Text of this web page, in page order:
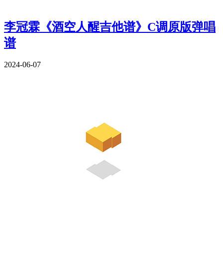
李冠霖《酒空人醒吉他谱》C调原版弹唱
谱
2024-06-07